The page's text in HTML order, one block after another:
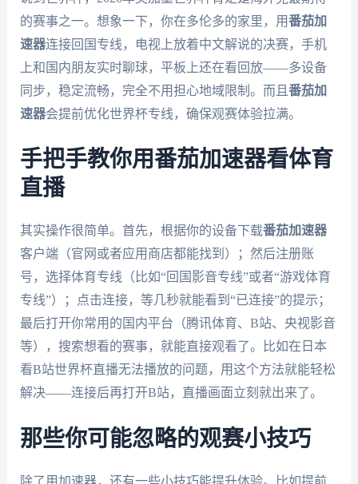
的赛事之一。想象一下，你在多伦多的家里，用番茄加
速器连接回国专线，电视上放着中文解说的决赛，手机
上和国内朋友实时聊球，平板上还在看回放——多设备
同步，稳定流畅，完全不用担心地域限制。而且 番茄加
速器会提前优化世界杯专线，确保观赛体验拉满。
手把手教你用番茄加速器看体育
直播
其实操作很简单。首先，根据你的设备下载番茄加速器
客户端（官网或者应用商店都能找到）；然后注册账
号，选择体育专线（比如“回国影音专线”或者“游戏体育
专线”）；点击连接，等几秒就能看到“已连接”的提示；
最后打开你常用的国内平台（腾讯体育、B站、央视影音
等），搜索想看的赛事，就能直接观看了。比如在日本
看B站世界杯直播无法播放的问题，用这个方法就能轻松
解决——连接后再打开B站，直播画面立刻就出来了。
那些你可能忽略的观赛小技巧
除了用加速器，还有一些小技巧能提升体验。比如提前